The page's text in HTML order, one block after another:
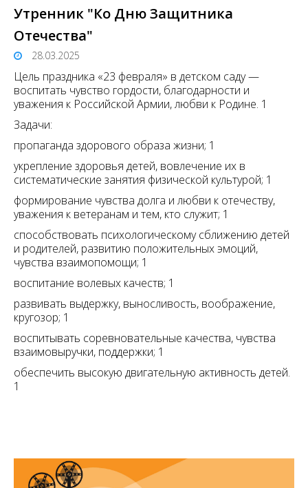
Утренник "Ко Дню Защитника
Отечества"
28.03.2025
Цель праздника «23 февраля» в детском саду —
воспитать чувство гордости, благодарности и
уважения к Российской Армии, любви к Родине. 1
Задачи:
пропаганда здорового образа жизни; 1
укрепление здоровья детей, вовлечение их в
систематические занятия физической культурой; 1
формирование чувства долга и любви к отечеству,
уважения к ветеранам и тем, кто служит; 1
способствовать психологическому сближению детей
и родителей, развитию положительных эмоций,
чувства взаимопомощи; 1
воспитание волевых качеств; 1
развивать выдержку, выносливость, воображение,
кругозор; 1
воспитывать соревновательные качества, чувства
взаимовыручки, поддержки; 1
обеспечить высокую двигательную активность детей.
1